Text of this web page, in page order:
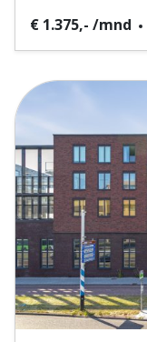
€ 1.375,- /mnd